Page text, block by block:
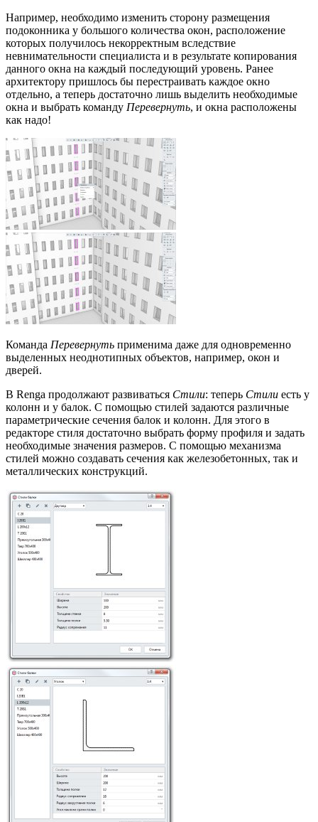
Например, необходимо изменить сторону размещения
подоконника у большого количества окон, расположение
которых получилось некорректным вследствие
невнимательности специалиста и в результате копирования
данного окна на каждый последующий уровень. Ранее
архитектору пришлось бы перестраивать каждое окно
отдельно, а теперь достаточно лишь выделить необходимые
окна и выбрать команду Перевернуть, и окна расположены
как надо!
Команда Перевернуть применима даже для одновременно
выделенных неоднотипных объектов, например, окон и
дверей.
В Renga продолжают развиваться Стили: теперь Стили есть у
колонн и у балок. С помощью стилей задаются различные
параметрические сечения балок и колонн. Для этого в
редакторе стиля достаточно выбрать форму профиля и задать
необходимые значения размеров. С помощью механизма
стилей можно создавать сечения как железобетонных, так и
металлических конструкций.